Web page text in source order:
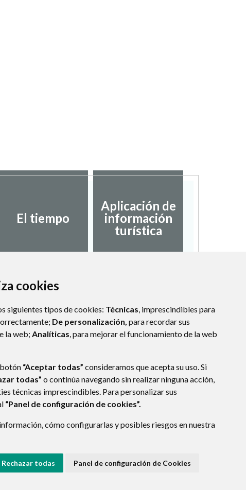
cookies
siguientes tipos de cookies: Técnicas, imprescindibles para
De personalización, para recordar sus
la web; Analíticas, para mejorar el funcionamiento de la web
“Aceptar todas” consideramos que acepta su uso. Si
todas” o continúa navegando sin realizar ninguna acción,
técnicas imprescindibles. Para personalizar sus
“Panel de configuración de cookies”.
cómo configurarlas y posibles riesgos en nuestra
Rechazar todas Panel de configuración de Cookies
El tiempo
Aplicación de
información
turística
- ARAGÓN